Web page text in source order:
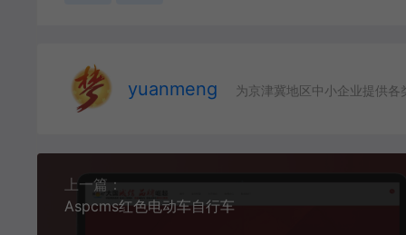
yuanmeng 为京津冀地区中小企业提供各
上一篇：
Aspcms红色电动车自行车